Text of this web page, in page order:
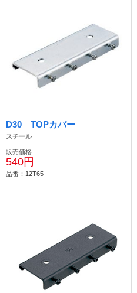
D30 TOPカバー
スチール
販売価格
540円
品番：12T65